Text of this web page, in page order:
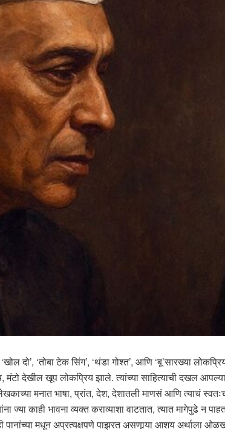
दो’, ‘तोबा टेक सिंग’, ‘थंडा गोश्त’, आणि ‘बू’सारख्या
मंटो देखील खूप लोकप्रिय झाले. त्यांच्या साहित्याची दखल
मनात भाषा, प्रांत, देश, देशातली माणसं आणि त्याचं
ज्या काही भावना व्यक्त कराव्याशा वाटतात, त्यात मागेपुढे
पानांच्या मधून अप्रत्यक्षपणे पाझरत असणार्‍या आशय अर्थाला